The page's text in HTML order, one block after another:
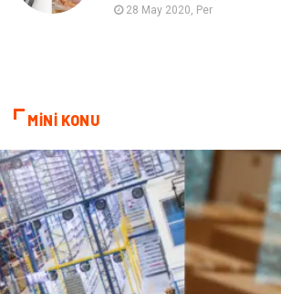
28 May 2020, Per
MİNİ KONU